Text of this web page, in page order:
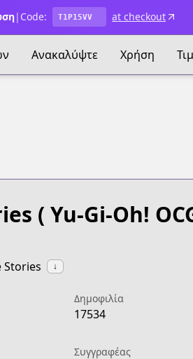
| Code: T1P15VV at checkout
Ανακαλύψτε Χρήση
( Yu-Gi-Oh!
Stories ↓
Δημοφιλία
17534
Συγγραφέας